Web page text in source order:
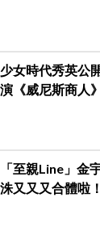
少女時代秀英公
演《威尼斯商人
「至親Line」金
洙又又又合體啦